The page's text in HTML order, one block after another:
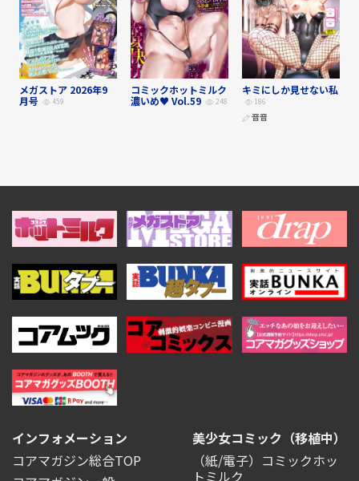
メガストア 2026年9
月号
459
コミックホットミルク
濃いめ♥ Vol.59
248
キミにしか見せない私
186
音音
インフォメーション
コアマガジン総合TOP
美少女コミック（移植中）
（紙/電子）コミックホッ
トミルク